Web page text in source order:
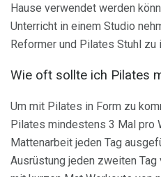
Hause verwendet werden
Unterricht in einem Studio
Reformer und Pilates Stuhl zu
Wie oft sollte ich Pilates
Um mit Pilates in Form zu
Pilates mindestens 3 Mal pro
Mattenarbeit jeden Tag
Ausrüstung jeden zweiten